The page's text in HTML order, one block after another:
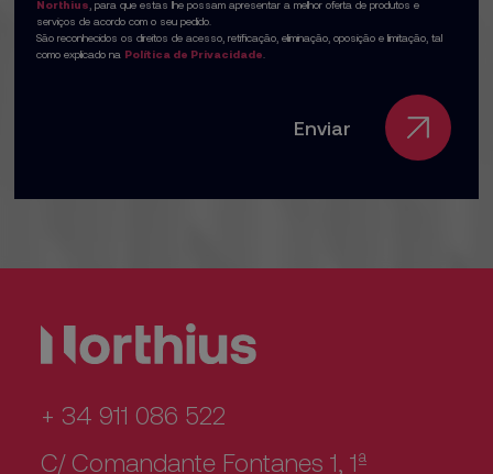
Northius , para que estas lhe possam apresentar a melhor oferta de produtos e
serviços de acordo com o seu pedido.
São reconhecidos os direitos de acesso, retificação, eliminação, oposição e limitação, tal
como explicado na Política de Privacidade
Enviar
+ 34 911 086 522
C/ Comandante Fontanes 1, 1ª